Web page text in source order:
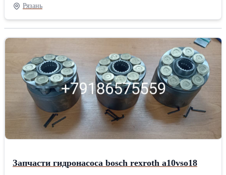
БДП-4х2 БДП-6х2 БДП-8х2
Рязань
Запчасти гидронасоса bosch rexroth a10vso18